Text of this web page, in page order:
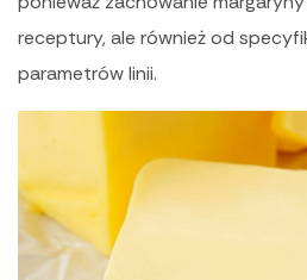
receptury, ale również od
parametrów linii.